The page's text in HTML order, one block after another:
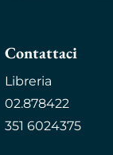
Contattaci
Libreria
02.878422
351 6024375